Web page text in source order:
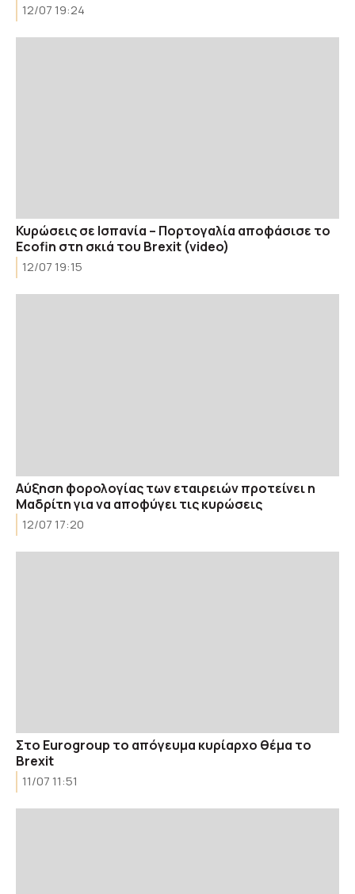
12/07 19:24
Κυρώσεις σε Ισπανία – Πορτογαλία αποφάσισε το
Ecofin στη σκιά του Brexit (video)
12/07 19:15
Aύξηση φορολογίας των εταιρειών προτείνει η
Μαδρίτη για να αποφύγει τις κυρώσεις
12/07 17:20
Στο Eurogroup το απόγευμα κυρίαρχο θέμα το
Brexit
11/07 11:51